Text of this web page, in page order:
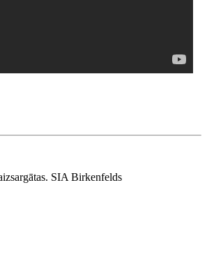
SIA Birkenfelds